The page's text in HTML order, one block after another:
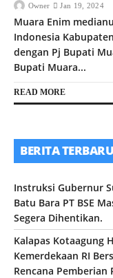
Owner Jan 19, 2024
Muara Enim
Indonesia
dengan Pj Bupati
Bupati Muara...
READ MORE
BERITA TERBARU
Instruksi Gubernur
Batu Bara PT BSE
Segera Dihentikan.
Kalapas Kotaagung
Kemerdekaan RI
Rencana Pemberian